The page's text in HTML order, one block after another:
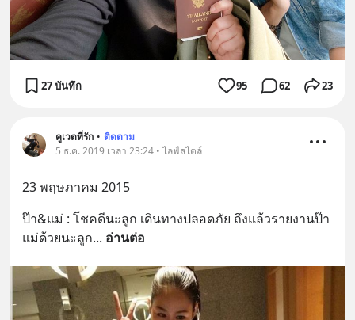
27 บันทึก 95 62 23
คูเวตที่รัก • ติดตาม
5 ธ.ค. 2019 เวลา 23:24 • ไลฟ์สไตล์
23 พฤษภาคม 2015
ป๊า&แม่ : โชคดีนะลูก เดินทางปลอดภัย ถึงแล้วรายงานป๊า
แม่ด้วยนะลูก... อ่านต่อ